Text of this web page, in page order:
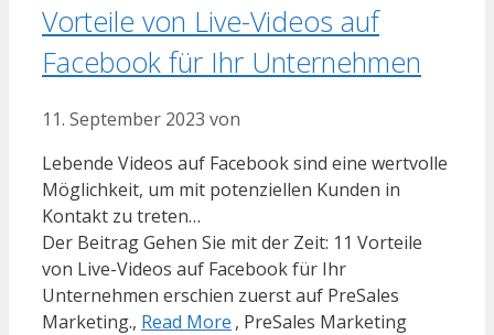
Vorteile von Live-Videos auf
Facebook für Ihr Unternehmen
11. September 2023 von
Lebende Videos auf Facebook sind eine wertvolle
Möglichkeit, um mit potenziellen Kunden in
Kontakt zu treten…
Der Beitrag Gehen Sie mit der Zeit: 11 Vorteile
von Live-Videos auf Facebook für Ihr
Unternehmen erschien zuerst auf PreSales
Marketing., Read More , PreSales Marketing